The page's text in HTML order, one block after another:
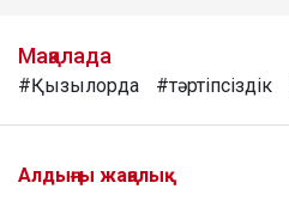
Мақалада
#Қызылорда #тәртіпсіздік
Алдыңғы жаңалық